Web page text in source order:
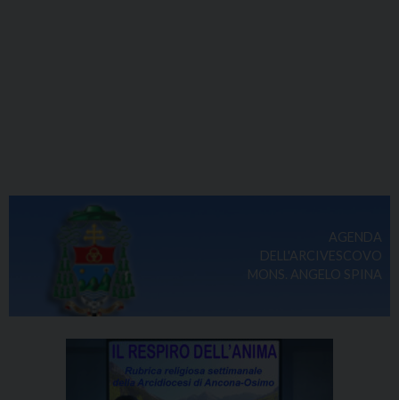
AGENDA
DELL'ARCIVESCOVO
MONS. ANGELO SPINA